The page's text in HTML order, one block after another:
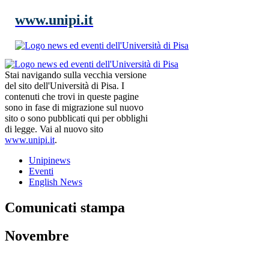
www.unipi.it
Stai navigando sulla vecchia versione
del sito dell'Università di Pisa. I
contenuti che trovi in queste pagine
sono in fase di migrazione sul nuovo
sito o sono pubblicati qui per obblighi
di legge. Vai al nuovo sito
www.unipi.it.
Unipinews
Eventi
English News
Comunicati stampa
Novembre